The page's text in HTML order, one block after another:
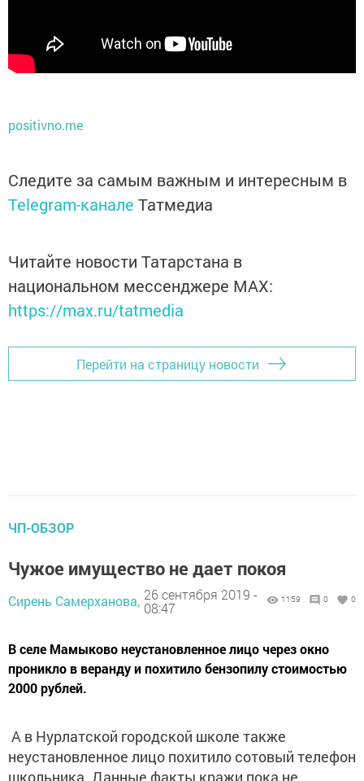
positivno.me
Следите за самым важным и интересным в
Telegram-канале Татмедиа
Читайте новости Татарстана в
национальном мессенджере MАХ:
https://max.ru/tatmedia
Перейти на страницу новости
ЧП-ОБЗОР
Чужое имущество не дает покоя
Сирень Самерханова, 26 сентября 2019 -
08:47
1159 0 0
В селе Мамыково неустановленное лицо через окно
проникло в веранду и похитило бензопилу стоимостью
2000 рублей.
А в Нурлатской городской школе также
неустановленное лицо похитило сотовый телефон
школьника. Данные факты кражи пока не